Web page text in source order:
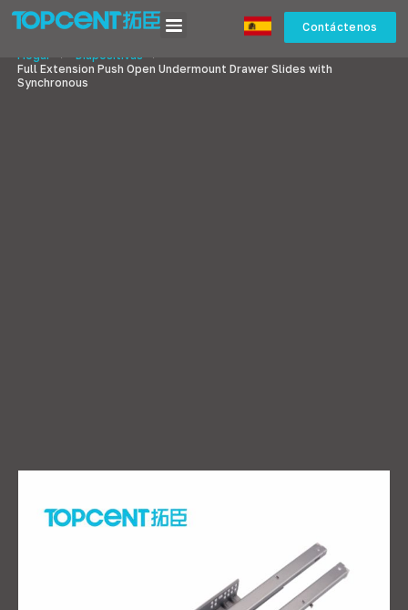
Contáctenos
Hogar > Diapositivas
>
Full Extension Push Open Undermount Drawer Slides with
Synchronous